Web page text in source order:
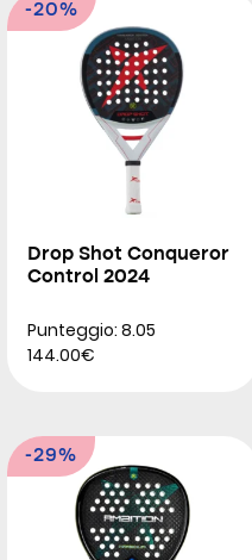
-20%
Drop Shot Conqueror
Control 2024
Punteggio: 8.05
144.00€
-29%